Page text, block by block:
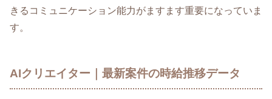
きるコミュニケーション能力がますます重要になっていま
す。
AIクリエイター｜最新案件の時給推移データ